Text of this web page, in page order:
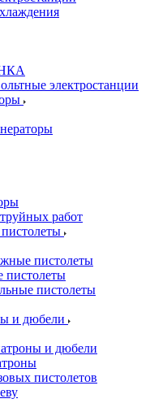
электростанции
работ
пистолеты
пистолеты
пистолеты
и дюбели
и дюбели
пистолетов